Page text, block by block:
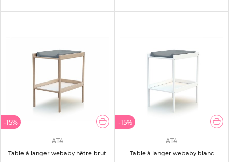
-15%
AT4
Table à langer webaby hêtre brut
-15%
AT4
Table à langer webaby blanc